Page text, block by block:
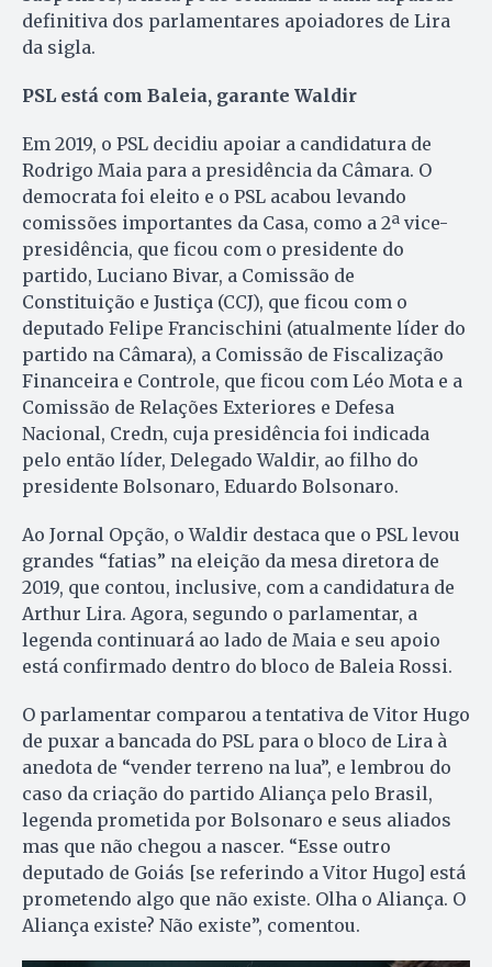
definitiva dos parlamentares apoiadores de Lira
da sigla.
PSL está com Baleia, garante Waldir
Em 2019, o PSL decidiu apoiar a candidatura de
Rodrigo Maia para a presidência da Câmara. O
democrata foi eleito e o PSL acabou levando
comissões importantes da Casa, como a 2ª vice-
presidência, que ficou com o presidente do
partido, Luciano Bivar, a Comissão de
Constituição e Justiça (CCJ), que ficou com o
deputado Felipe Francischini (atualmente líder do
partido na Câmara), a Comissão de Fiscalização
Financeira e Controle, que ficou com Léo Mota e a
Comissão de Relações Exteriores e Defesa
Nacional, Credn, cuja presidência foi indicada
pelo então líder, Delegado Waldir, ao filho do
presidente Bolsonaro, Eduardo Bolsonaro.
Ao Jornal Opção, o Waldir destaca que o PSL levou
grandes “fatias” na eleição da mesa diretora de
2019, que contou, inclusive, com a candidatura de
Arthur Lira. Agora, segundo o parlamentar, a
legenda continuará ao lado de Maia e seu apoio
está confirmado dentro do bloco de Baleia Rossi.
O parlamentar comparou a tentativa de Vitor Hugo
de puxar a bancada do PSL para o bloco de Lira à
anedota de “vender terreno na lua”, e lembrou do
caso da criação do partido Aliança pelo Brasil,
legenda prometida por Bolsonaro e seus aliados
mas que não chegou a nascer. “Esse outro
deputado de Goiás [se referindo a Vitor Hugo] está
prometendo algo que não existe. Olha o Aliança. O
Aliança existe? Não existe”, comentou.